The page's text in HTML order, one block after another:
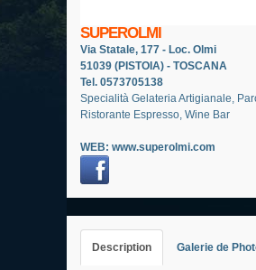
SUPEROLMI
Via Statale, 177 - Loc. Olmi
51039 (PISTOIA) - TOSCANA
Tel. 0573705138
Specialità Gelateria Artigianale,
Ristorante Espresso, Wine Bar
WEB: www.superolmi.com
Description Galerie de